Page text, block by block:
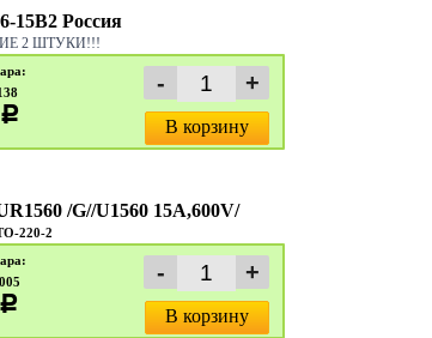
15В2 Россия
2 ШТУКИ!!!
c
В корзину
/G//U1560 15A,600V/
220-2
c
В корзину